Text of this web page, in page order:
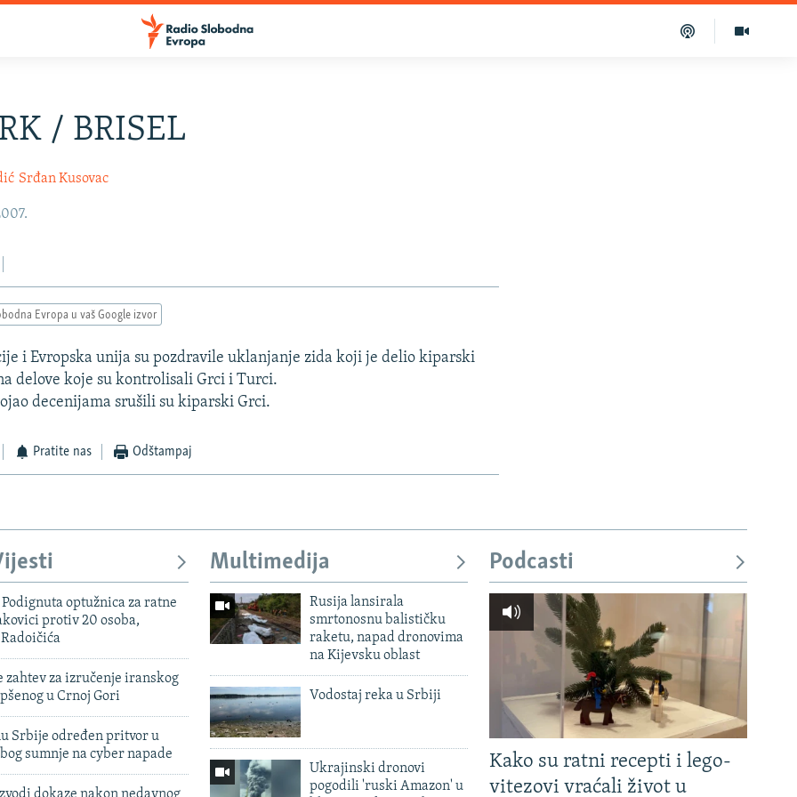
/ BRISEL
Srđan Kusovac
Evropa u vaš Google izvor
i Evropska unija su pozdravile uklanjanje zida koji je delio kiparski
delove koje su kontrolisali Grci i Turci.
decenijama srušili su kiparski Grci.
Pratite nas Odštampaj
Podignuta optužnica za ratne
protiv 20 osoba,
zahtev za izručenje iranskog
u Crnoj Gori
Srbije određen pritvor u
sumnje na cyber napade
Multimedija
Rusija lansirala
smrtonosnu balističku
raketu, napad dronovima
na Kijevsku oblast
Vodostaj reka u Srbiji
Ukrajinski dronovi
pogodili 'ruski Amazon' u
Podcasti
Kako su ratni recepti i lego-
vitezovi vraćali život u